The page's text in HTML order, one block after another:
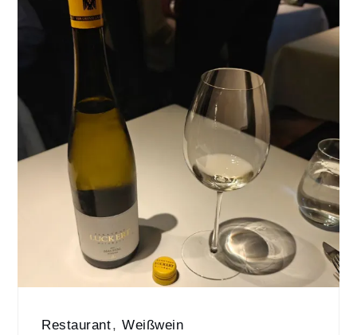
Restaurant, Weißwein